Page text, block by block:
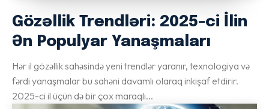
Gözəllik Trendləri: 2025-ci İlin
Ən Populyar Yanaşmaları
Hər il gözəllik sahəsində yeni trendlər yaranır, texnologiya və
fərdi yanaşmalar bu sahəni davamlı olaraq inkişaf etdirir.
2025-ci il üçün də bir çox maraqlı...